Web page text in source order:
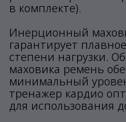
в комплекте).
Инерционный
гарантирует
степени нагрузки.
маховика ремень
минимальный
тренажер кардио
для использования